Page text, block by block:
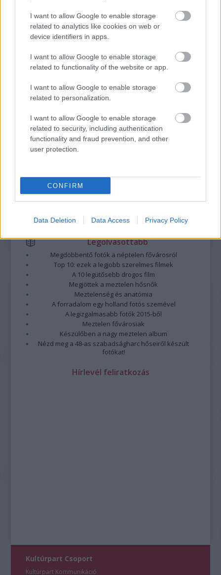
I want to allow Google to enable storage
related to analytics like cookies on web or
device identifiers in apps.
I want to allow Google to enable storage
related to functionality of the website or app.
I want to allow Google to enable storage
related to personalization.
I want to allow Google to enable storage
related to security, including authentication
functionality and fraud prevention, and other
user protection.
CONFIRM
Data Deletion Data Access Privacy Policy
ERDŐ VAN IDEBENN: TÓTH MARCSI AZ ÚJ
A bejegyzés trackback címe:
https://kulturpart.hu/api/trackback/id/7914500
Kommentek:
vonatkozó jogszabályok
értelmében felhasználói tartalomnak
szolgáltatás technikai
nem vállal, azokat nem ellenőrzi. Kifogás esetén forduljon a blog szerkesztőjéhez.
Részletek a
Legolvasottabb
Megdöbbentő fotók a néptelen fővárosról
Top 10: ezek a legjobb szerelmes filmek
A 10 legütősebb drogos film
Megjöttek a meztelen hősnők
Meztelenség és anatómia
A forradalom egy holland fotós szemével
A legizgalmasabb fotók 2015-ből
Meztelen fővárosiak
Készülőben a nagy meztelen album
Nézd meg a 48-as szabadságharc hőseiről készült
fotókat!
Hírlevél feliratkozás
Kultúrpart Csoport
Kultúrpart Kommunikáció